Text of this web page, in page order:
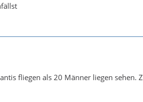
fliegen als 20 Männer liegen sehen.